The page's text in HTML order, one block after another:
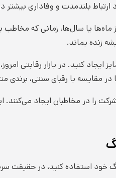
ارتباط بلندمدت و وفاداری
یا سال‌ها، زمانی که مخاطب
زنده بماند.
ایجاد کنید. در بازار رقابتی
مقایسه با رقبای سنتی،
را در مخاطبان ایجاد می‌کنند.
خود استفاده کنید، در حقیقت